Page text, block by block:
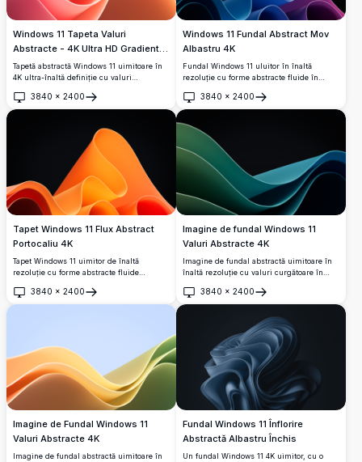
Windows 11 Tapeta Valuri
Abstracte - 4K Ultra HD Gradient
Portocaliu Roz Fundal Desktop
Tapetă abstractă Windows 11 uimitoare în
4K ultra-înaltă definiție cu valuri
roz vibranți pe un cer albastru moale.
Fundal desktop modern perfect pentru
3840 × 2400
Deschide
Windows 11 Fundal Abstract Mov
Albastru 4K
Fundal Windows 11 uluitor în înaltă
rezoluție cu forme abstracte fluide în
turcoaz pe un fundal întunecat. Perfect
pentru personalizarea modernă a desktop-
ului cu curbe netede și apel vizual
premium.
3840 × 2400
Deschide
Tapet Windows 11 Flux Abstract
Portocaliu 4K
Tapet Windows 11 uimitor de înaltă
rezoluție cu forme abstracte fluide
negru profund. Design minimalist modern
cu curbe netede și gradiente creează o
3840 × 2400
Deschide
Imagine de fundal Windows 11
Valuri Abstracte 4K
Imagine de fundal abstractă uimitoare în
înaltă rezoluție cu valuri curgătoare în
un fundal întunecat. Perfectă pentru
configurații desktop moderne cu curbe
netede și dinamice care creează adâncime
vizuală și atracție contemporană.
3840 × 2400
Deschide
Imagine de Fundal Windows 11
Valuri Abstracte 4K
Imagine de fundal abstractă uimitoare în
Fundal Windows 11 Înflorire
Abstractă Albastru Închis
Un fundal Windows 11 4K uimitor, cu o